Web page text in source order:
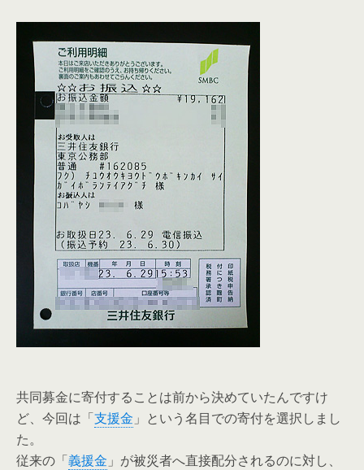
共同募金に寄付することは前から決めていたんですけ
ど、今回は「支援金 」という名目での寄付を選択しまし
た。
従来の「義援金 」が被災者へ直接配分されるのに対し、